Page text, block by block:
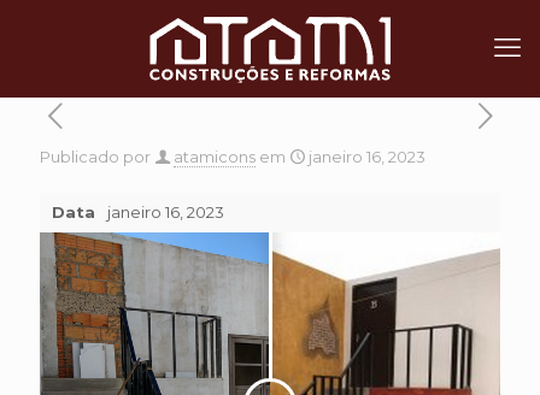
Publicado por atamicons em janeiro 16, 2023
Data janeiro 16, 2023